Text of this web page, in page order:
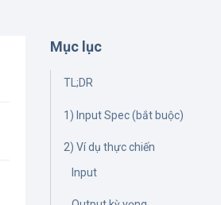
Mục lục
TL;DR
1) Input Spec (bắt buộc)
2) Ví dụ thực chiến
Input